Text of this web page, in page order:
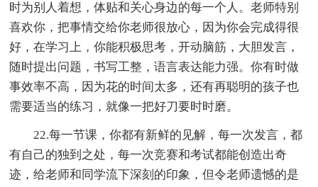
时为别人着想，体贴和关心身边的每一个人。老师特别
喜欢你，把事情交给你老师很放心，因为你会完成得很
好，在学习上，你能积极思考，开动脑筋，大胆发言，
随时提出问题，书写工整，语言表达能力强。你有时做
事效率不高，因为花的时间太多，还有再聪明的孩子也
需要适当的练习，就像一把好刀要时时磨。
22.每一节课，你都有新鲜的见解，每一次发言，都
有自己的独到之处，每一次竞赛和考试都能创造出奇
迹，给老师和同学流下深刻的印象，但令老师遗憾的是